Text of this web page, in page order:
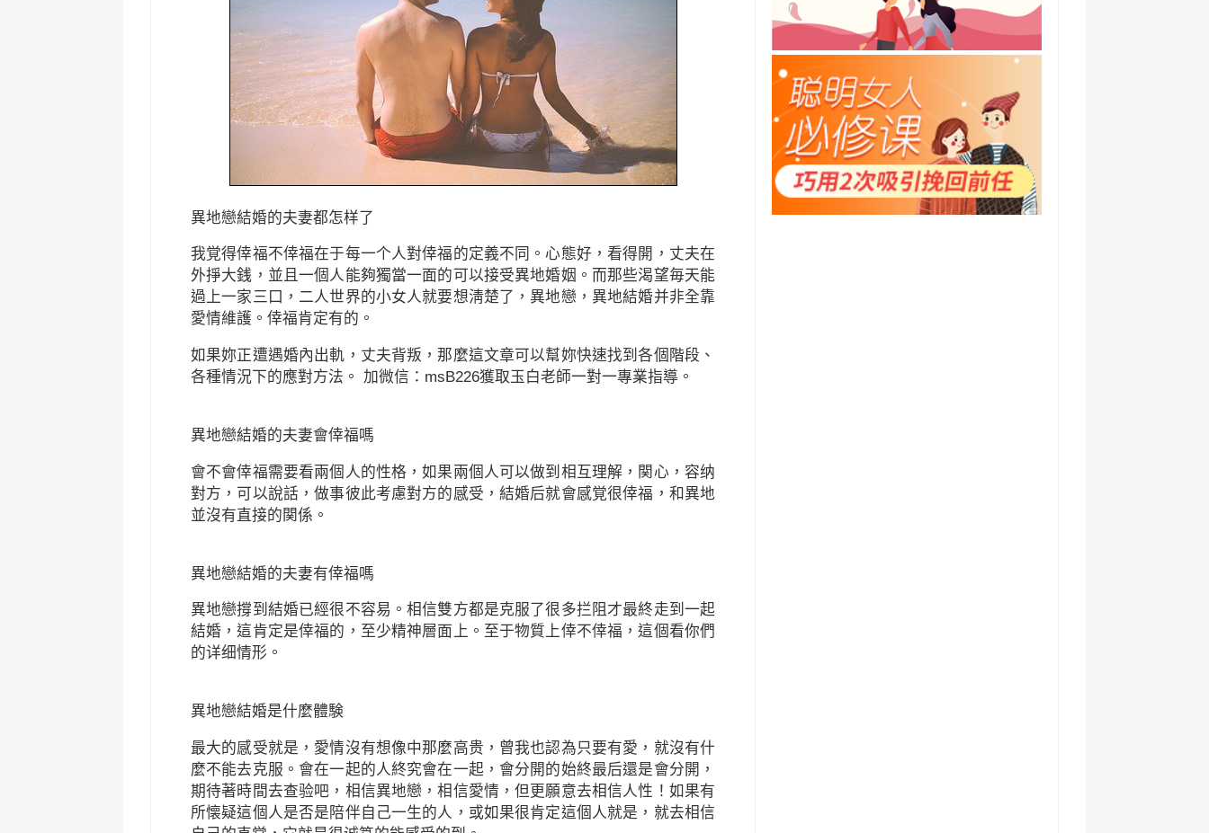
異地戀結婚的夫妻都怎样了
我覚得倖福不倖福在于每一个人對倖福的定義不同。心態好，看得開，丈夫在
外掙大銭，並且一個人能夠獨當一面的可以接受異地婚姻。而那些渴望毎天能
過上一家三口，二人世界的小女人就要想淸楚了，異地戀，異地結婚并非全靠
愛情維護。倖福肯定有的。
如果妳正遭遇婚內出軌，丈夫背叛，那麼這文章可以幫妳快速找到各個階段、
各種情況下的應對方法。 加微信：msB226獲取玉白老師一對一專業指導。
異地戀結婚的夫妻會倖福嗎
會不會倖福需要看兩個人的性格，如果兩個人可以做到相互理解，関心，容纳
對方，可以說話，做事彼此考慮對方的感受，結婚后就會感覚很倖福，和異地
並沒有直接的関係。
異地戀結婚的夫妻有倖福嗎
異地戀撐到結婚已經很不容易。相信雙方都是克服了很多拦阻才最終走到一起
結婚，這肯定是倖福的，至少精神層面上。至于物質上倖不倖福，這個看你們
的详细情形。
異地戀結婚是什麼體験
最大的感受就是，愛情沒有想像中那麼高贵，曾我也認為只要有愛，就沒有什
麼不能去克服。會在一起的人終究會在一起，會分開的始終最后還是會分開，
期待著時間去查验吧，相信異地戀，相信愛情，但更願意去相信人性！如果有
所懐疑這個人是否是陪伴自己一生的人，或如果很肯定這個人就是，就去相信